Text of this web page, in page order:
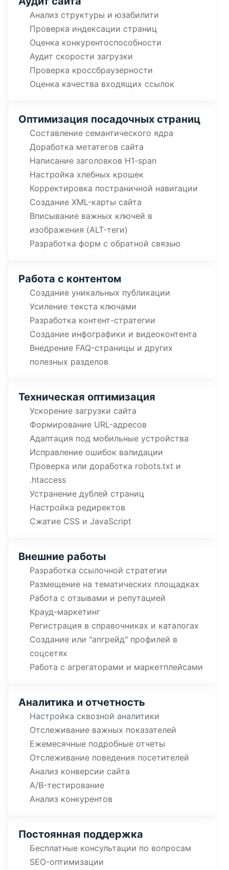
Анализ структуры и юзабилити
Проверка индексации страниц
Оценка конкурентоспособности
Аудит скорости загрузки
Проверка кроссбраузерности
Оценка качества входящих ссылок
Оптимизация посадочных страниц
Составление семантического ядра
Доработка метатегов сайта
Написание заголовков H1-span
Настройка хлебных крошек
Корректировка постраничной навигации
Создание XML-карты сайта
Вписывание важных ключей в
изображения (ALT-теги)
Разработка форм с обратной связью
Работа с контентом
Создание уникальных публикации
Усиление текста ключами
Разработка контент-стратегии
Создание инфографики и видеоконтента
Внедрение FAQ-страницы и других
полезных разделов
Техническая оптимизация
Ускорение загрузки сайта
Формирование URL-адресов
Адаптация под мобильные устройства
Исправление ошибок валидации
Проверка или доработка robots.txt и
.htaccess
Устранение дублей страниц
Настройка редиректов
Сжатие CSS и JavaScript
Внешние работы
Разработка ссылочной стратегии
Размещение на тематических площадках
Работа с отзывами и репутацией
Крауд-маркетинг
Регистрация в справочниках и каталогах
Создание или "апгрейд" профилей в
соцсетях
Работа с агрегаторами и маркетплейсами
Аналитика и отчетность
Настройка сквозной аналитики
Отслеживание важных показателей
Ежемесячные подробные отчеты
Отслеживание поведения посетителей
Анализ конверсии сайта
A/B-тестирование
Анализ конкурентов
Постоянная поддержка
Бесплатные консультации по вопросам
SEO-оптимизации